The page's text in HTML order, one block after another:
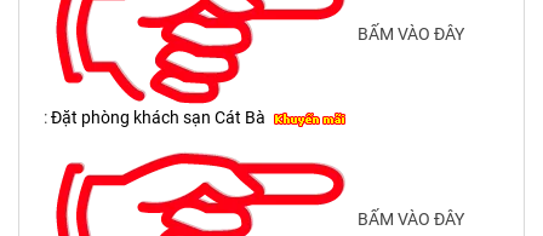
BẤM VÀO ĐÂY
:Đặt phòng khách sạn Cát Bà
BẤM VÀO ĐÂY